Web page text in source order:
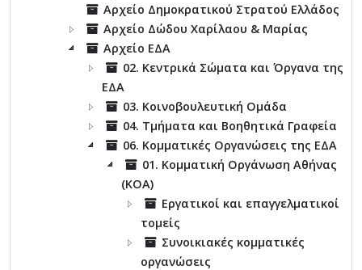
Αρχείο Δημοκρατικού Στρατού Ελλάδος
Αρχείο Δώδου Χαρίλαου & Μαρίας
Αρχείο ΕΔΑ
02. Κεντρικά Σώματα και Όργανα της
ΕΔΑ
03. Κοινοβουλευτική Ομάδα
04. Τμήματα και Βοηθητικά Γραφεία
06. Κομματικές Οργανώσεις της ΕΔΑ
01. Κομματική Οργάνωση Αθήνας
(ΚΟΑ)
Εργατικοί και επαγγελματικοί
τομείς
Συνοικιακές κομματικές
οργανώσεις